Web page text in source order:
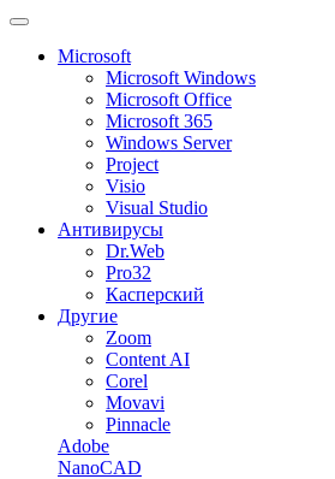
Microsoft
Microsoft Windows
Microsoft Office
Microsoft 365
Windows Server
Project
Visio
Visual Studio
Антивирусы
Dr.Web
Pro32
Касперский
Другие
Zoom
Content AI
Corel
Movavi
Pinnacle
Adobe
NanoCAD